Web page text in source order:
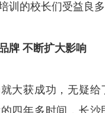
训的校长们受益良多
牌 不断扩大影响
获成功，无疑给